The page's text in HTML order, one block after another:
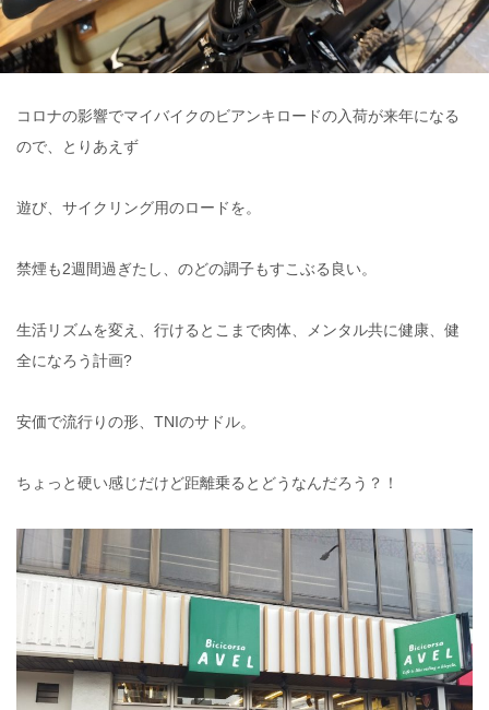
コロナの影響でマイバイクのビアンキロードの入荷が来年になる
ので、とりあえず
遊び、サイクリング用のロードを。
禁煙も2週間過ぎたし、のどの調子もすこぶる良い。
生活リズムを変え、行けるとこまで肉体、メンタル共に健康、健
全になろう計画?
安価で流行りの形、TNIのサドル。
ちょっと硬い感じだけど距離乗るとどうなんだろう？！